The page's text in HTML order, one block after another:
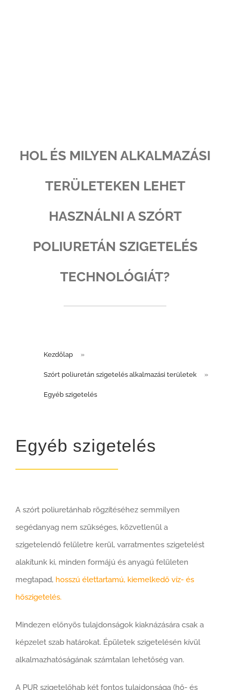
HOL ÉS MILYEN ALKALMAZÁSI
TERÜLETEKEN LEHET
HASZNÁLNI A SZÓRT
POLIURETÁN SZIGETELÉS
TECHNOLÓGIÁT?
Kezdőlap »
Szórt poliuretán szigetelés alkalmazási területek »
Egyéb szigetelés
Egyéb szigetelés
A szórt poliuretánhab rögzítéséhez semmilyen
segédanyag nem szükséges, közvetlenül a
szigetelendő felületre kerül, varratmentes szigetelést
alakítunk ki, minden formájú és anyagú felületen
megtapad, hosszú élettartamú, kiemelkedő víz- és
hőszigetelés.
Mindezen előnyös tulajdonságok kiaknázására csak a
képzelet szab határokat. Épületek szigetelésén kívül
alkalmazhatóságának számtalan lehetőség van.
A PUR szigetelőhab két fontos tulajdonsága (hő- és